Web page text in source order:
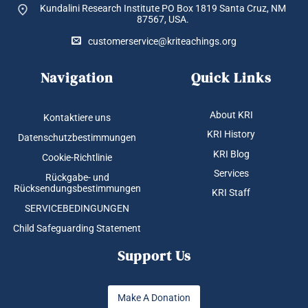
Kundalini Research Institute PO Box 1819 Santa Cruz, NM
87567, USA.
customerservice@kriteachings.org
Navigation
Kontaktiere uns
Datenschutzbestimmungen
Cookie-Richtlinie
Rückgabe- und
Rücksendungsbestimmungen
SERVICEBEDINGUNGEN
Child Safeguarding Statement
Quick Links
About KRI
KRI History
KRI Blog
Services
KRI Staff
Support Us
Make A Donation